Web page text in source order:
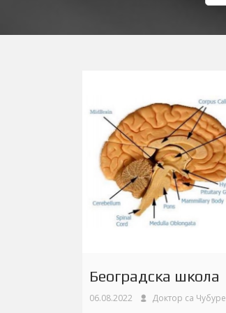
Београдска школа
06.08.2022 Доктор са Чубуре